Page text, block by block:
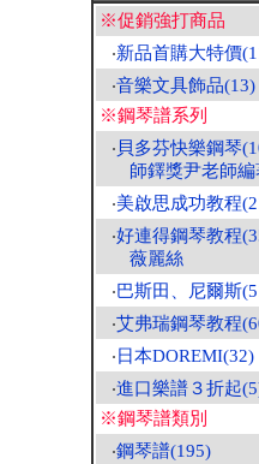
※促銷強打商品
‧新品首購大特價
‧音樂文具飾品(13)
※鋼琴譜系列
‧ 貝多芬快樂鋼琴
師鐸獎尹老師編
‧美啟思成功教程
‧好連得鋼琴教程
薇麗絲
‧巴斯田、尼爾斯
‧艾弗瑞鋼琴教程
‧ 日本DOREMI(32)
‧進口樂譜３折起
※鋼琴譜類別
‧鋼琴譜(195)